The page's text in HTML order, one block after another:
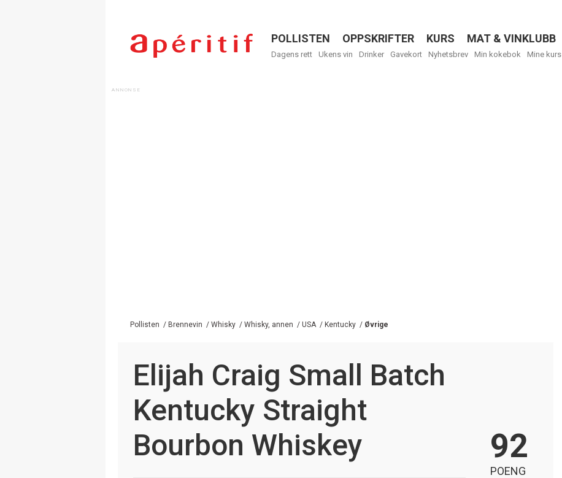
Menu
POLLISTEN OPPSKRIFTER KURS MAT & VINKLUBB
Dagens rett Ukens vin Drinker Gavekort Nyhetsbrev Min kokebok Mine kurs
Pollisten / Brennevin / Whisky / Whisky, annen / USA / Kentucky / Øvrige
Elijah Craig Small Batch
Kentucky Straight
Bourbon Whiskey
92
POENG